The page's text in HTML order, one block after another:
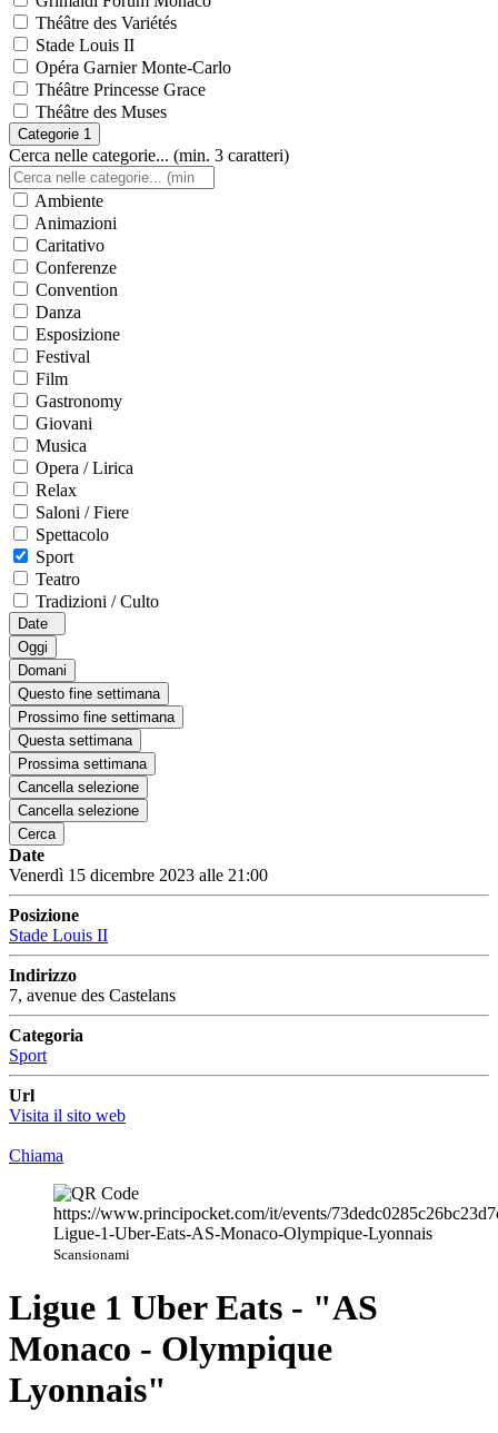
Théâtre des Variétés
Stade Louis II
Opéra Garnier Monte-Carlo
Théâtre Princesse Grace
Théâtre des Muses
Categorie 1
Cerca nelle categorie... (min. 3 caratteri)
Ambiente
Animazioni
Caritativo
Conferenze
Convention
Danza
Esposizione
Festival
Film
Gastronomy
Giovani
Musica
Opera / Lirica
Relax
Saloni / Fiere
Spettacolo
Sport
Teatro
Tradizioni / Culto
Date
Oggi
Domani
Questo fine settimana
Prossimo fine settimana
Questa settimana
Prossima settimana
Cancella selezione
Cancella selezione
Cerca
Date
Venerdì 15 dicembre 2023 alle 21:00
Posizione
Stade Louis II
Indirizzo
7, avenue des Castelans
Categoria
Sport
Url
Visita il sito web
Chiama
Scansionami
Ligue 1 Uber Eats - "AS
Monaco - Olympique
Lyonnais"